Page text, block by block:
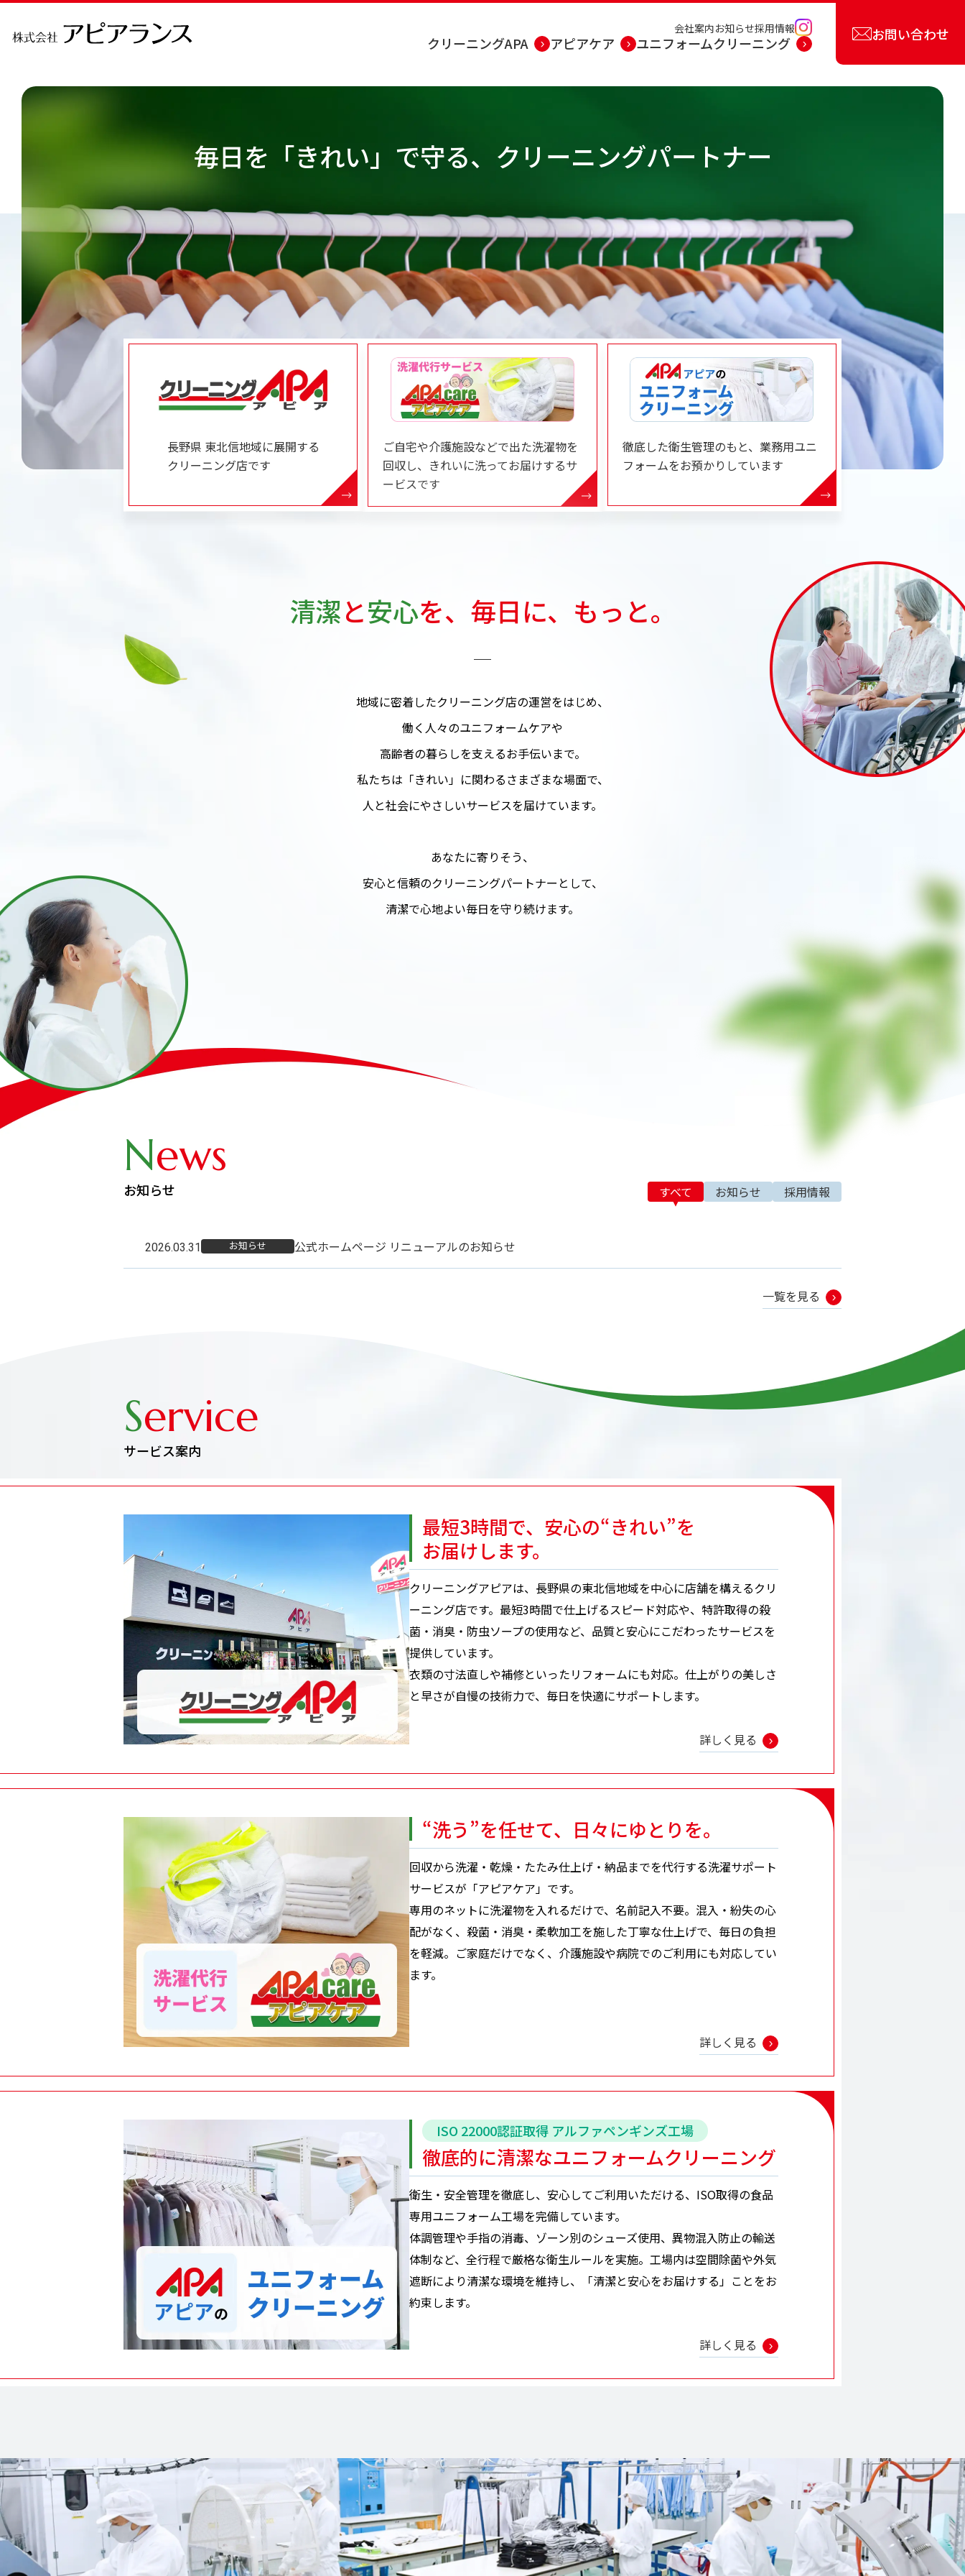
会社案内お知らせ採用情報
クリーニングAPA アピアケア ユニフォームクリーニング お問い合わせ
毎日を「きれい」で守る、 クリーニングパートナー
長野県 東北信地域に展開する
クリーニング店です
ご自宅や介護施設などで出た洗濯物を
回収し、きれいに洗ってお届けするサ
ービスです
徹底した衛生管理のもと、業務用ユニ
フォームをお預かりしています
清潔と安心を、 毎日に、もっと。
地域に密着したクリーニング店の運営をはじめ、
働く人々のユニフォームケアや
高齢者の暮らしを支えるお手伝いまで。
私たちは「きれい」に関わるさまざまな場面で、
人と社会にやさしいサービスを届けています。
あなたに寄りそう、
安心と信頼のクリーニングパートナーとして、
清潔で心地よい毎日を守り続けます。
News
お知らせ すべて お知らせ 採用情報
2026.03.31 お知らせ 公式ホームページ リニューアルのお知らせ
一覧を見る
Service
サービス案内
最短3時間で、 安心の“きれい”を
お届けします。
クリーニングアピアは、長野県の東北信地域を中心に店舗を構えるクリ
ーニング店です。最短3時間で仕上げるスピード対応や、特許取得の殺
菌・消臭・防虫ソープの使用など、品質と安心にこだわったサービスを
提供しています。
衣類の寸法直しや補修といったリフォームにも対応。仕上がりの美しさ
と早さが自慢の技術力で、毎日を快適にサポートします。
詳しく見る
“洗う”を任せて、 日々にゆとりを。
回収から洗濯・乾燥・たたみ仕上げ・納品までを代行する洗濯サポート
サービスが「アピアケア」です。
専用のネットに洗濯物を入れるだけで、名前記入不要。混入・紛失の心
配がなく、殺菌・消臭・柔軟加工を施した丁寧な仕上げで、毎日の負担
を軽減。ご家庭だけでなく、介護施設や病院でのご利用にも対応してい
ます。
詳しく見る
ISO 22000認証取得 アルファペンギンズ工場
徹底的に清潔なユニフォームクリーニング
衛生・安全管理を徹底し、安心してご利用いただける、ISO取得の食品
専用ユニフォーム工場を完備しています。
体調管理や手指の消毒、ゾーン別のシューズ使用、異物混入防止の輸送
体制など、全行程で厳格な衛生ルールを実施。工場内は空間除菌や外気
遮断により清潔な環境を維持し、「清潔と安心をお届けする」ことをお
約束します。
詳しく見る